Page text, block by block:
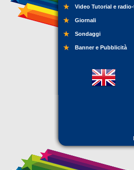
Video Tutorial e
Giornali
Sondaggi
Banner e Pubblicità